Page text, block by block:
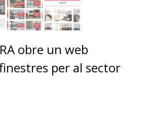
obre un web
per al sector